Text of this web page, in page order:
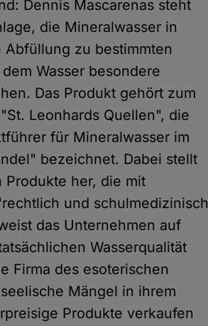
Dennis Mascarenas steht
die Mineralwasser in
Abfüllung zu bestimmten
Wasser besondere
Das Produkt gehört zum
Leonhards Quellen", die
für Mineralwasser im
bezeichnet. Dabei stellt
Produkte her, die mit
und schulmedizinisch
das Unternehmen auf
Wasserqualität
Firma des esoterischen
Mängel in ihrem
Produkte verkaufen